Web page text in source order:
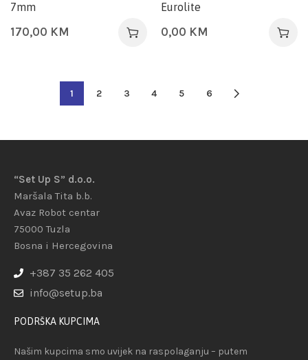
7mm
170,00 KM
Eurolite
0,00 KM
1 2 3 4 5 6
“Set Up S” d.o.o.
Maršala Tita b.b.
Avaz Robot centar
75000 Tuzla
Bosna i Hercegovina
+387 35 262 405
info@setup.ba
PODRŠKA KUPCIMA
Našim kupcima smo uvijek na raspolaganju – putem